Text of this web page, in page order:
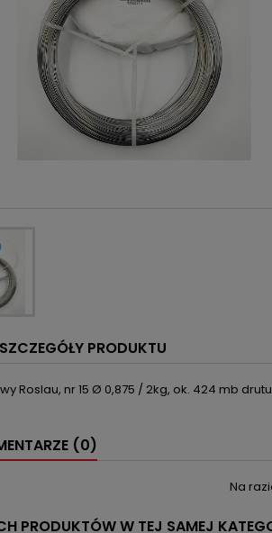
SZCZEGÓŁY PRODUKTU
Roslau, nr 15 Ø 0,875 / 2kg, ok. 424 mb
(0)
Na
PRODUKTÓW W TEJ SAMEJ